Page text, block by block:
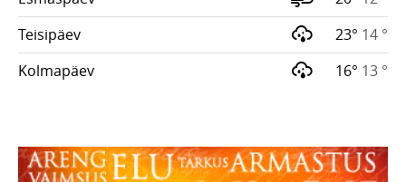
Teisipäev
23° 14 °
Kolmapäev
16° 13 °